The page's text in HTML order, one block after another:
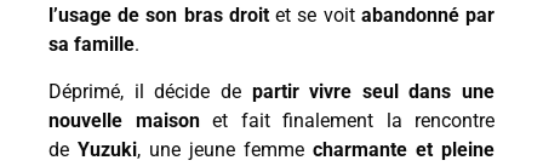
l’usage de son bras droitet se voit abandonné par
sa famille.
Déprimé, il décide de partir vivre seul dans une
nouvelle maisonet fait finalement la rencontre
de Yuzuki, une jeune femme charmante et pleine